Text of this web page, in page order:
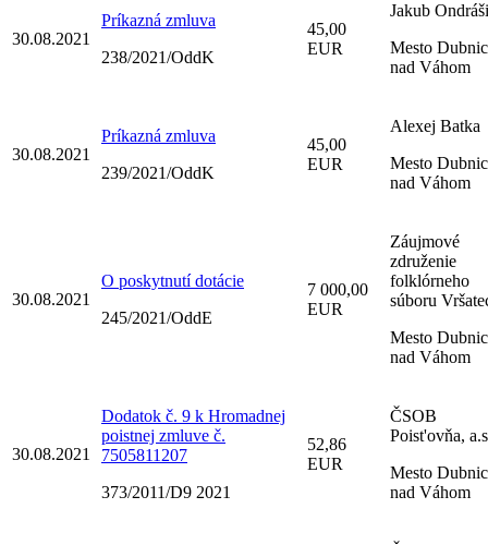
30.08.2021
Príkazná zmluva
238/2021/OddK
45,00
EUR
Jakub
Mesto
nad Váhom
30.08.2021
Príkazná zmluva
239/2021/OddK
45,00
EUR
Alexej Batka
Mesto
nad Váhom
30.08.2021
O poskytnutí dotácie
245/2021/OddE
7 000,00
EUR
Záujmové
združenie
folklórneho
súboru
Mesto
nad Váhom
30.08.2021
Dodatok č. 9 k Hromadnej
poistnej zmluve č.
7505811207
373/2011/D9 2021
52,86
EUR
ČSOB
Poist'ovňa,
Mesto
nad Váhom